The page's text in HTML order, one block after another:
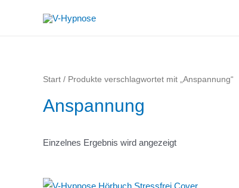
Start / Produkte verschlagwortet mit „Anspannung“
Anspannung
Einzelnes Ergebnis wird angezeigt